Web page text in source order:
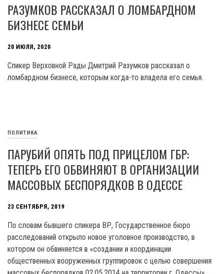
РАЗУМКОВ РАССКАЗАЛ О ЛОМБАРДНОМ
БИЗНЕСЕ СЕМЬИ
20 ИЮЛЯ, 2020
Спикер Верховной Рады Дмитрий Разумков рассказал о
ломбардном бизнесе, которым когда-то владела его семья.
ПОЛИТИКА
ПАРУБИЙ ОПЯТЬ ПОД ПРИЦЕЛОМ ГБР:
ТЕПЕРЬ ЕГО ОБВИНЯЮТ В ОРГАНИЗАЦИИ
МАССОВЫХ БЕСПОРЯДКОВ В ОДЕССЕ
23 СЕНТЯБРЯ, 2019
По словам бывшего спикера ВР, Государственное бюро
расследований открыло новое уголовное производство, в
котором он обвиняется в «создании и координации
общественных вооруженных группировок с целью совершения